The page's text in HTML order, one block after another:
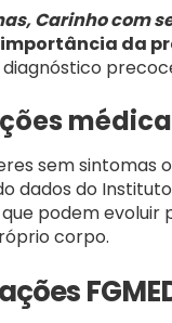
Carinho com
da
sem sintomas
dados do
podem
corpo.